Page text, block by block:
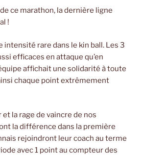
ce marathon, la dernière ligne
!
intensité rare dans le kin ball. Les 3
efficaces en attaque qu’en
affichait une solidarité à toute
chaque point extrêmement
la rage de vaincre de nos
la différence dans la première
rejoindront leur coach au terme
avec 1 point au compteur des